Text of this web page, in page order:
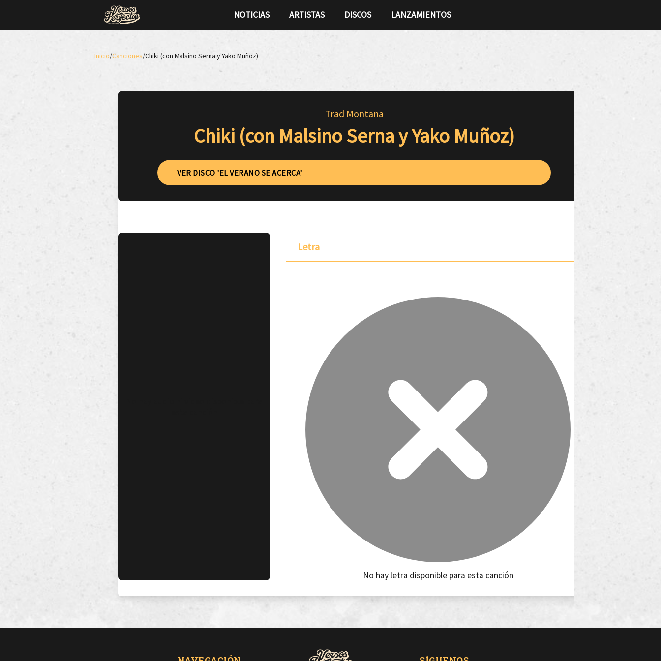
NOTICIAS ARTISTAS DISCOS LANZAMIENTOS
Inicio/Canciones/Chiki (con Malsino Serna y Yako Muñoz)
Trad Montana
Chiki (con Malsino Serna y Yako Muñoz)
VER DISCO 'EL VERANO SE ACERCA'
Letra
No hay letra disponible para esta canción